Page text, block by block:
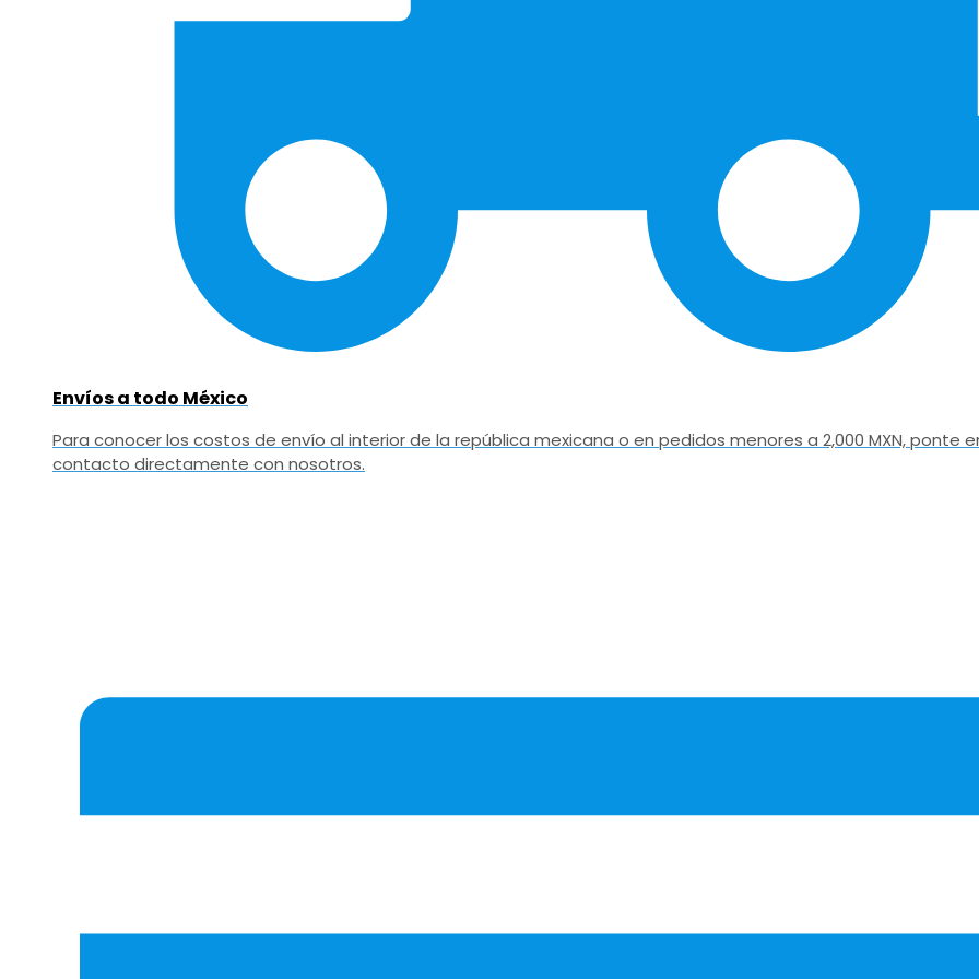
Envíos a todo México
Para conocer los costos de envío al interior de la república mexicana o en pedidos menores a 2,000 MXN, ponte
contacto directamente con nosotros.